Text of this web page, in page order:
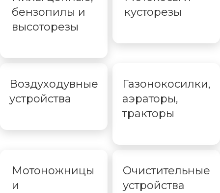
бензопилы и
высоторезы
кусторезы
Воздуходувные
устройства
Газонокосилки,
аэраторы,
тракторы
Мотоножницы
и
Очистительные
устройства